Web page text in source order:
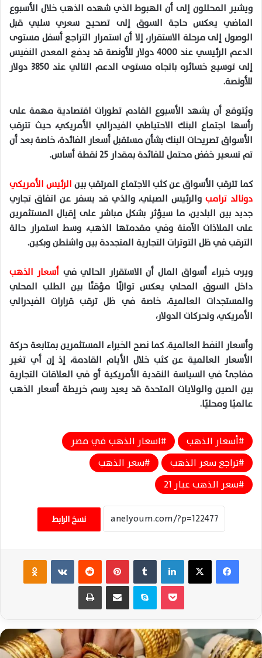
ويشير المحللون إلى أن الهبوط الذي شهده الذهب خلال الأسبوع
الماضي يعكس حاجة السوق إلى تصحيح سعري سلبي قبل
الوصول إلى مرحلة الاستقرار، إلا أن استمرار التراجع أسفل مستوى
الدعم الرئيسي عند 4000 دولار للأونصة قد يدفع المعدن النفيس
إلى توسيع خسائره باتجاه مستوى الدعم التالي عند 3850 دولار
للأونصة.
ويُتوقع أن يشهد الأسبوع القادم تطورات اقتصادية مهمة على
رأسها اجتماع البنك الاحتياطي الفيدرالي الأمريكي، حيث تترقب
الأسواق تصريحات البنك بشأن مستقبل أسعار الفائدة، خاصة بعد أن
تم تسعير خفض محتمل للفائدة بمقدار 25 نقطة أساس.
كما تترقب الأسواق عن كثب الاجتماع المرتقب بين الرئيس الأمريكي
دونالد ترامب والرئيس الصيني، والذي قد يسفر عن اتفاق تجاري
جديد بين البلدين، ما سيؤثر بشكل مباشر على إقبال المستثمرين
على الملاذات الآمنة وفي مقدمتها الذهب، وسط استمرار حالة
الترقب في ظل التوترات التجارية المتجددة بين واشنطن وبكين.
ويرى خبراء أسواق المال أن الاستقرار الحالي في أسعار الذهب
داخل السوق المحلي يعكس توازنًا مؤقتًا بين الطلب المحلي
والمستجدات العالمية، خاصة في ظل ترقب قرارات الفيدرالي
الأمريكي، وتحركات الدولار،
وأسعار النفط العالمية. كما نصح الخبراء المستثمرين بمتابعة حركة
الأسعار العالمية عن كثب خلال الأيام القادمة، إذ إن أي تغير
مفاجئ في السياسة النقدية الأمريكية أو في العلاقات التجارية
بين الصين والولايات المتحدة قد يعيد رسم خريطة أسعار الذهب
عالميًا ومحليًا.
أسعار الذهب
اسعار الذهب في مصر
تراجع سعر الذهب
سعر الذهب
سعر الذهب عيار 21
نسخ الرابط
فيسبوك ‫X لينكدإن بينتيريست ‏VKontakte
سكايب مشاركة عبر البريد طباعة